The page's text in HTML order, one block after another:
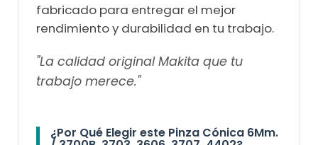
fabricado para entregar el mejor
rendimiento y durabilidad en tu trabajo.
"La calidad original Makita que tu
trabajo merece."
¿Por Qué Elegir este Pinza Cónica 6Mm.